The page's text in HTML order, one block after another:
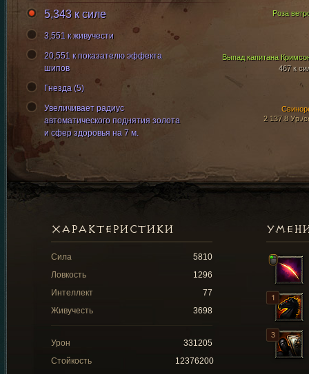
Выпад капитана
467 к
2 137,8 Ур./
Роза
5,343 к силе
3,551 к живучести
20,551 к показателю эффекта
шипов
Гнезда (5)
Увеличивает радиус
автоматического поднятия золота
и сфер здоровья на 7 м.
ХАРАКТЕРИСТИКИ
Сила
5810
Ловкость
1296
Интеллект
77
Живучесть
3698
Урон
331205
Стойкость
12376200